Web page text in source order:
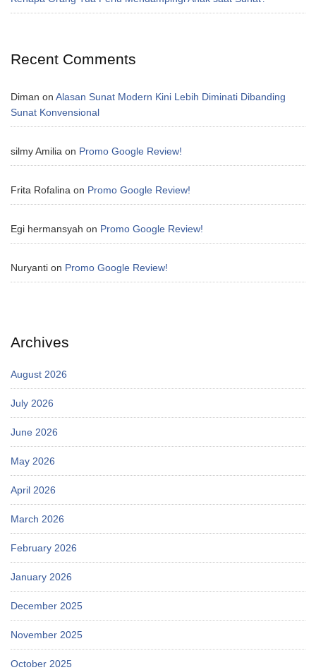
Recent Comments
Diman on Alasan Sunat Modern Kini Lebih Diminati Dibanding
Sunat Konvensional
silmy Amilia on Promo Google Review!
Frita Rofalina on Promo Google Review!
Egi hermansyah on Promo Google Review!
Nuryanti on Promo Google Review!
Archives
August 2026
July 2026
June 2026
May 2026
April 2026
March 2026
February 2026
January 2026
December 2025
November 2025
October 2025